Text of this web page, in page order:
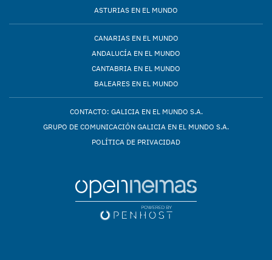
ASTURIAS EN EL MUNDO
CANARIAS EN EL MUNDO
ANDALUCÍA EN EL MUNDO
CANTABRIA EN EL MUNDO
BALEARES EN EL MUNDO
CONTACTO: GALICIA EN EL MUNDO S.A.
GRUPO DE COMUNICACIÓN GALICIA EN EL MUNDO S.A.
POLÍTICA DE PRIVACIDAD